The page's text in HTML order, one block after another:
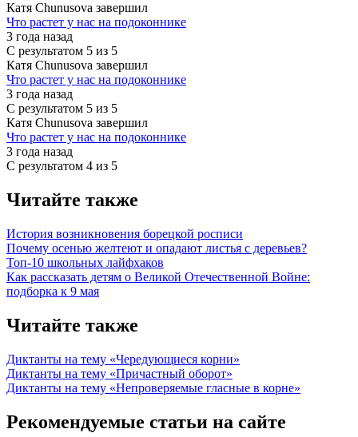
Катя Chunusova завершил
Что растет у нас на подоконнике
3 года назад
С результатом 5 из 5
Катя Chunusova завершил
Что растет у нас на подоконнике
3 года назад
С результатом 5 из 5
Катя Chunusova завершил
Что растет у нас на подоконнике
3 года назад
С результатом 4 из 5
Читайте также
История возникновения борецкой росписи
Почему осенью желтеют и опадают листья с деревьев?
Топ-10 школьных лайфхаков
Как рассказать детям о Великой Отечественной Войне:
подборка к 9 мая
Читайте также
Диктанты на тему «Чередующиеся корни»
Диктанты на тему «Причастный оборот»
Диктанты на тему «Непроверяемые гласные в корне»
Рекомендуемые статьи на сайте